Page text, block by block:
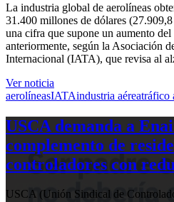
La industria global de aerolíneas
31.400 millones de dólares
una cifra que supone un aumento
anteriormente, según la Asociación
Internacional (IATA), que revisa al
Ver noticia
aerolíneasIATAindustria aéreatráfico
USCA demanda a
complemento de
controladores con
USCA (Unión Sindical de